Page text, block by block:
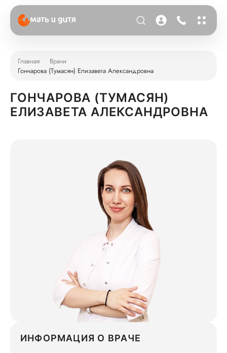
Главная
Врачи
Гончарова (Тумасян) Елизавета Александровна
ГОНЧАРОВА (ТУМАСЯН)
ЕЛИЗАВЕТА АЛЕКСАНДРОВНА
ИНФОРМАЦИЯ О ВРАЧЕ